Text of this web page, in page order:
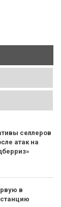
ВКЛАДКА)
селлеров
атак на
в